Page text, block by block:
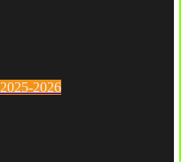
2025-2026